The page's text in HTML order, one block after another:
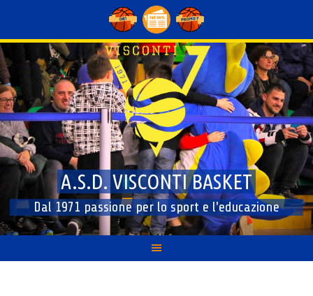
content
A.S.D. VISCONTI BASKET
Dal 1971 passione per lo sport e l'educazione